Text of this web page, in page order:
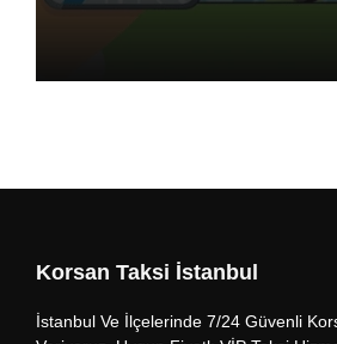
Korsan Taksi İstanbul
İstanbul Ve İlçelerinde 7/24 Güvenli